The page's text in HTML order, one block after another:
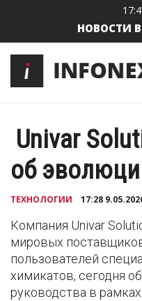
НОВОСТИ
Univar
об
ТЕХНОЛОГИИ 17:28
Компания Univar
мировых
пользователей
химикатов, сегодня
руководства в